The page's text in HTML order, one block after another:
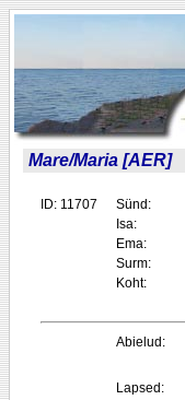
Mare/Maria [AER]
ID: 11707 Sünd:
Isa:
Ema:
Surm:
Koht:
Abielud:
Lapsed: